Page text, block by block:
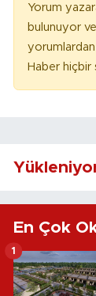
Yorum
bulunuyor
Haber hiçbir
En Çok
1